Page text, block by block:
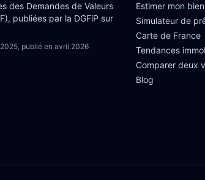
des Demandes de Valeurs
publiées par la DGFiP sur
, publié en avril 2026
Estimer mon bien
Simulateur de
Carte de France
Tendances
Comparer deux
Blog